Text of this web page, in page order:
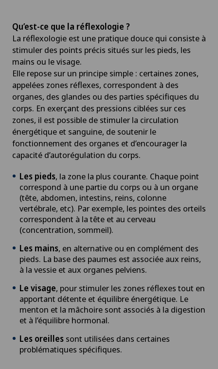
Qu’est-ce que la réflexologie ?
La réflexologie est une pratique douce qui consiste à
stimuler des points précis situés sur les pieds, les
mains ou le visage.
Elle repose sur un principe simple : certaines zones,
appelées zones réflexes, correspondent à des
organes, des glandes ou des parties spécifiques du
corps. En exerçant des pressions ciblées sur ces
zones, il est possible de stimuler la circulation
énergétique et sanguine, de soutenir le
fonctionnement des organes et d’encourager la
capacité d’autorégulation du corps.
Les pieds, la zone la plus courante. Chaque point
correspond à une partie du corps ou à un organe
(tête, abdomen, intestins, reins, colonne
vertébrale, etc). Par exemple, les pointes des orteils
correspondent à la tête et au cerveau
(concentration, sommeil).
Les mains, en alternative ou en complément des
pieds. La base des paumes est associée aux reins,
à la vessie et aux organes pelviens.
Le visage, pour stimuler les zones réflexes tout en
apportant détente et équilibre énergétique. Le
menton et la mâchoire sont associés à la digestion
et à l’équilibre hormonal.
Les oreilles sont utilisées dans certaines
problématiques spécifiques.